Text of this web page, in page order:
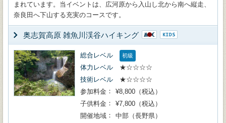
まれています。当イベントは、広河原から入山し北から南へ縦走、
奈良田へ下山する充実のコースです。
奥志賀高原 雑魚川渓谷ハイキング
総合レベル 初級
体力レベル
★☆☆☆☆
技術レベル
★☆☆☆☆
参加料金
¥8,800（税込）
子供料金
¥7,800（税込）
開催地域
中部（長野県）